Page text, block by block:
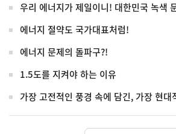
우리 에너지가 제일이니! 대한민국 녹색
에너지 절약도 국가대표처럼!
에너지 문제의 돌파구?!
1.5도를 지켜야 하는 이유
가장 고전적인 풍경 속에 담긴, 가장 현대